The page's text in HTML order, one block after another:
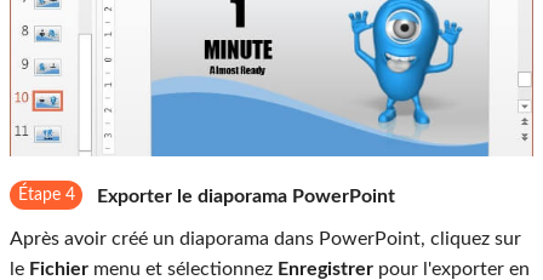
Étape 4 Exporter le diaporama PowerPoint
Après avoir créé un diaporama dans PowerPoint, cliquez sur
le Fichier menu et sélectionnez Enregistrer pour l'exporter en